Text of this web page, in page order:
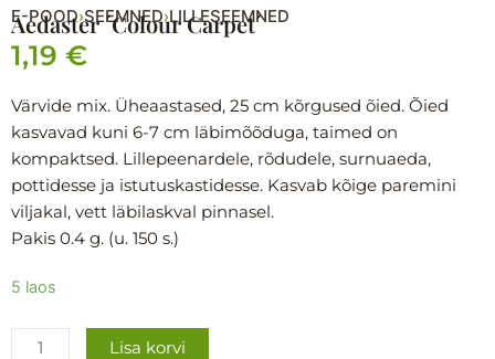
E-POOD›SEEMNED›LILLESEEMNED
Aedaster ´Colour Carpet´
1,19 €
Värvide mix. Üheaastased, 25 cm kõrgused õied. Õied
kasvavad kuni 6-7 cm läbimõõduga, taimed on
kompaktsed. Lillepeenardele, rõdudele, surnuaeda,
pottidesse ja istutuskastidesse. Kasvab kõige paremini
viljakal, vett läbilaskval pinnasel.
Pakis 0.4 g. (u. 150 s.)
5 laos
Aedaster
Carpet
Lisa korvi